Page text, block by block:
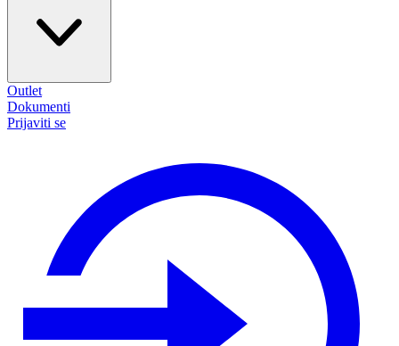
Outlet
Dokumenti
Prijaviti se